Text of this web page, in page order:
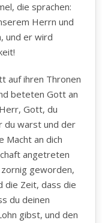
die sprachen:
Herrn und
und er wird
auf ihren Thronen
beteten Gott an
Gott, du
du warst und der
Macht an dich
angetreten
geworden,
die Zeit, dass die
du deinen
gibst, und den